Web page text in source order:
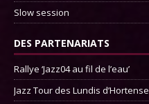
Slow session
DES PARTENARIATS
Rallye ‘Jazz04 au fil de l’eau’
Jazz Tour des Lundis d’Hortense